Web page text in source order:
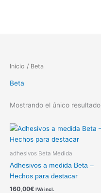
Inicio / Beta
Beta
Mostrando el único resultado
adhesivos Beta Medida
Adhesivos a medida Beta –
Hechos para destacar
160,00€ IVA incl.